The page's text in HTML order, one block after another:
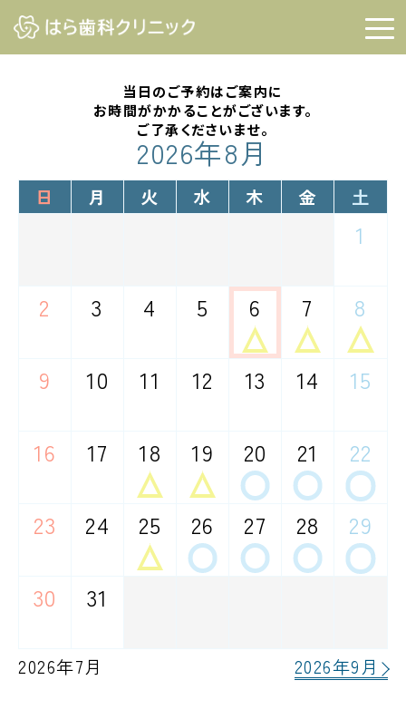
当日のご予約はご案内に
お時間がかかることがございます。
ご了承くださいませ。
2026年8月
日 月 火 水 木 金 土
1
2 3 4 5 6 7 8
9 10 11 12 13 14 15
16 17 18 19 20
○ 21
○ 22
○
23 24 25 26
○ 27
○ 28
○ 29
○
30 31
2026年7月 2026年9月